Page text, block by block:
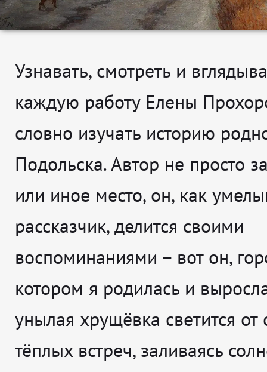
Узнавать, смотреть и
каждую работу Елены
словно изучать историю
Подольска. Автор не просто
или иное место, он, как
рассказчик, делится своими
воспоминаниями – вот он,
котором я родилась и
унылая хрущёвка светится от
тёплых встреч, заливаясь